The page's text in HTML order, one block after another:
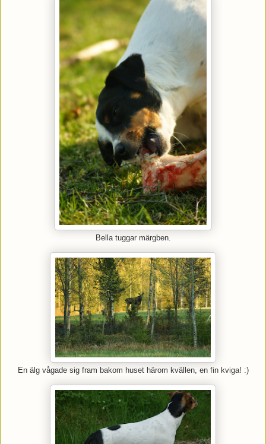
Bella tuggar märgben.
En älg vågade sig fram bakom huset härom kvällen, en fin kviga! :)